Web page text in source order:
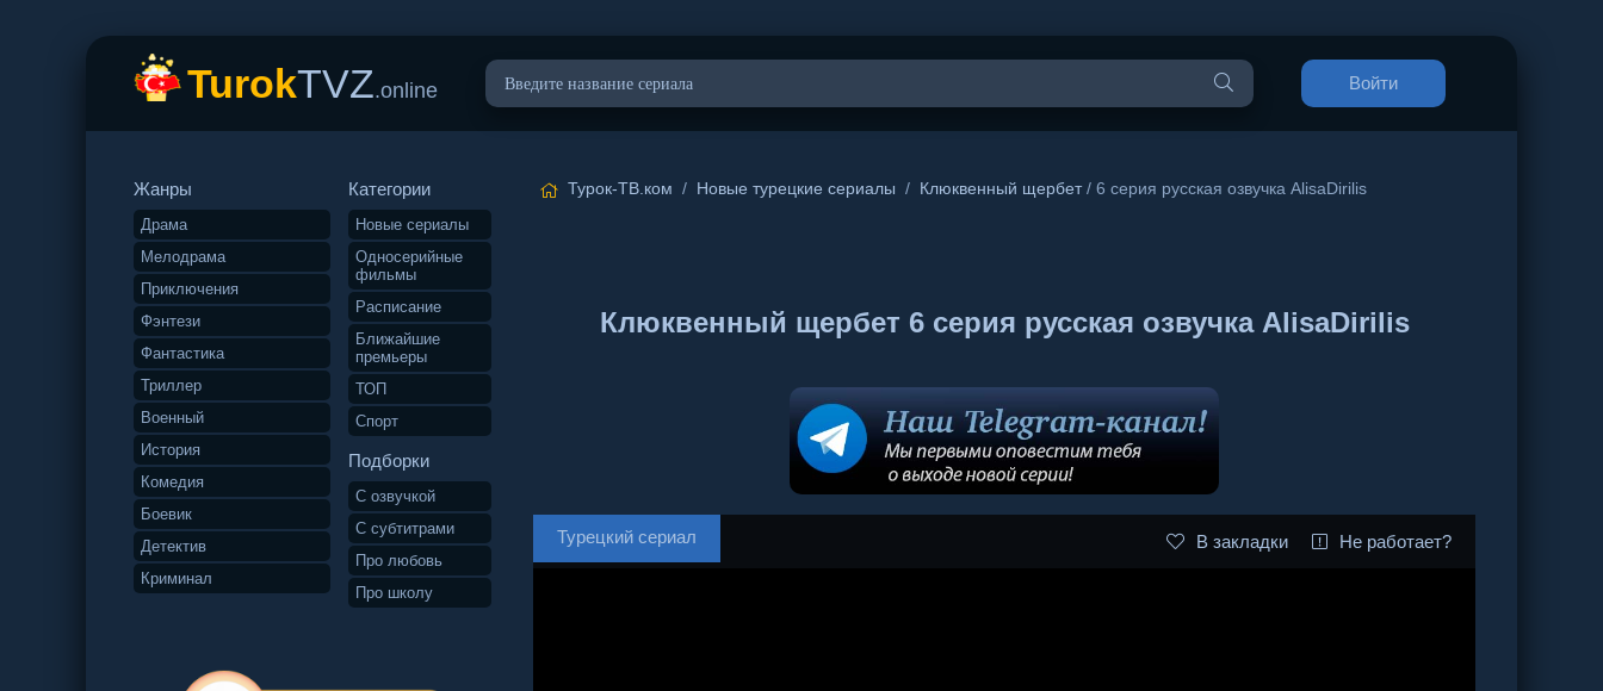
TurokTVZ.online Войти
Жанры
Драма
Мелодрама
Приключения
Фэнтези
Фантастика
Триллер
Военный
История
Комедия
Боевик
Детектив
Криминал
Категории
Новые сериалы
Односерийные
фильмы
Расписание
Ближайшие
премьеры
ТОП
Спорт
Подборки
С озвучкой
С субтитрами
Про любовь
Про школу
Турок-ТВ.ком / Новые турецкие сериалы / Клюквенный щербет/ 6 серия русская озвучка AlisaDirilis
Клюквенный щербет 6 серия русская озвучка AlisaDirilis
Турецкий сериал В закладки Не работает?